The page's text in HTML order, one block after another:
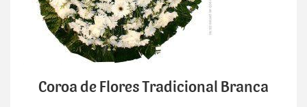
Coroa de Flores Tradicional Branca